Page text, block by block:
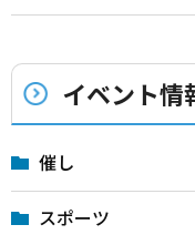
イベント情
催し
スポーツ